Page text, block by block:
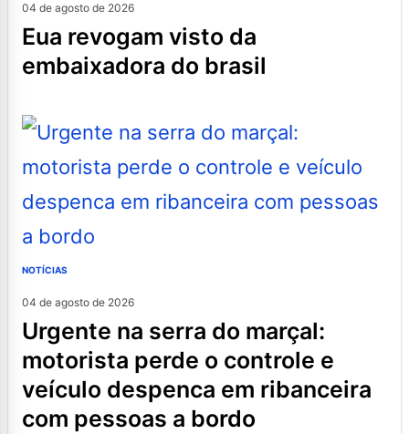
04 de agosto de 2026
eua revogam visto da
embaixadora do brasil
NOTÍCIAS
04 de agosto de 2026
urgente na serra do marçal:
motorista perde o controle e
veículo despenca em ribanceira
com pessoas a bordo